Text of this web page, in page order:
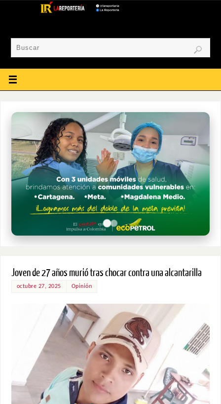
Joven de 27 años murió tras chocar contra una alcantarilla
octubre 27, 2025 Opinión